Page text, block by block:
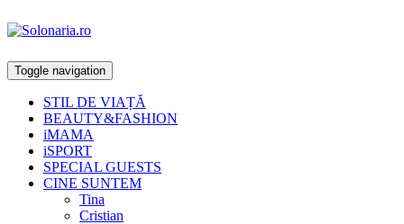
Toggle navigation
STIL DE VIAȚĂ
BEAUTY&FASHION
iMAMA
iSPORT
SPECIAL GUESTS
CINE SUNTEM
Tina
Cristian